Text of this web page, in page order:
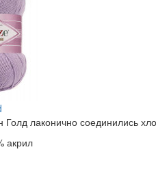
Голд лаконично соединились
акрил